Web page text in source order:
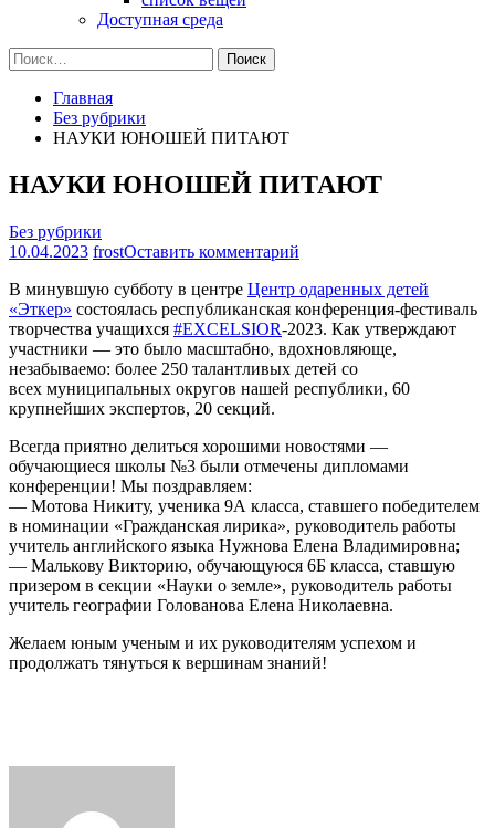
Доступная среда
Найти:
Главная
Без рубрики
НАУКИ ЮНОШЕЙ ПИТАЮТ
НАУКИ ЮНОШЕЙ ПИТАЮТ
Без рубрики
10.04.2023 frostОставить комментарий
ЮНОШЕЙ
ПИТАЮТ
В минувшую субботу в центре Центр одаренных детей
«Эткер» состоялась республиканская конференция-фестиваль
творчества учащихся #EXCELSIOR-2023. Как утверждают
участники — это было масштабно, вдохновляюще,
незабываемо: более 250 талантливых детей со
всех муниципальных округов нашей республики, 60
крупнейших экспертов, 20 секций.
Всегда приятно делиться хорошими новостями —
обучающиеся школы №3 были отмечены дипломами
конференции! Мы поздравляем:
— Мотова Никиту, ученика 9А класса, ставшего победителем
в номинации «Гражданская лирика», руководитель работы
учитель английского языка Нужнова Елена Владимировна;
— Малькову Викторию, обучающуюся 6Б класса, ставшую
призером в секции «Науки о земле», руководитель работы
учитель географии Голованова Елена Николаевна.
Желаем юным ученым и их руководителям успехом и
продолжать тянуться к вершинам знаний!